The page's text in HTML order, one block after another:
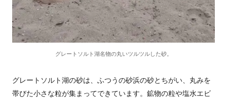
グレートソルト湖名物の丸いツルツルした砂。
グレートソルト湖の砂は、ふつうの砂浜の砂とちがい、丸みを
帯びた小さな粒が集まってできています。鉱物の粒や塩水エビ